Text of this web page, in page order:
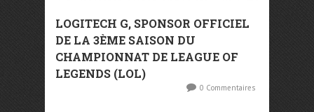
LOGITECH G, SPONSOR OFFICIEL
DE LA 3ÈME SAISON DU
CHAMPIONNAT DE LEAGUE OF
LEGENDS (LOL)
0 Commentaires